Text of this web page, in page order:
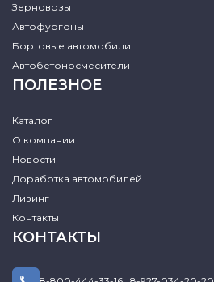
Зерновозы
Автофургоны
Бортовые автомобили
Автобетоносмесители
ПОЛЕЗНОЕ
Каталог
О компании
Новости
Доработка автомобилей
Лизинг
Контакты
КОНТАКТЫ